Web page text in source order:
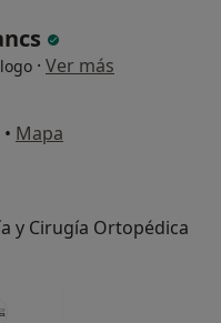
· Ver más
• Mapa
y Cirugía Ortopédica